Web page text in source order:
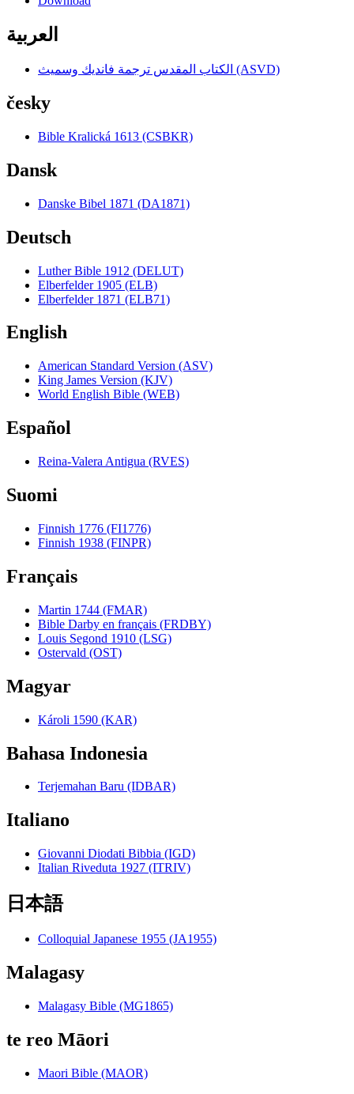
العربية
الكتاب المقدس ترجمة فانديك وسميث (ASVD)
česky
Bible Kralická 1613 (CSBKR)
Dansk
Danske Bibel 1871 (DA1871)
Deutsch
Luther Bible 1912 (DELUT)
Elberfelder 1905 (ELB)
Elberfelder 1871 (ELB71)
English
American Standard Version (ASV)
King James Version (KJV)
World English Bible (WEB)
Español
Reina-Valera Antigua (RVES)
Suomi
Finnish 1776 (FI1776)
Finnish 1938 (FINPR)
Français
Martin 1744 (FMAR)
Bible Darby en français (FRDBY)
Louis Segond 1910 (LSG)
Ostervald (OST)
Magyar
Károli 1590 (KAR)
Bahasa Indonesia
Terjemahan Baru (IDBAR)
Italiano
Giovanni Diodati Bibbia (IGD)
Italian Riveduta 1927 (ITRIV)
日本語
Colloquial Japanese 1955 (JA1955)
Malagasy
Malagasy Bible (MG1865)
te reo Māori
Maori Bible (MAOR)